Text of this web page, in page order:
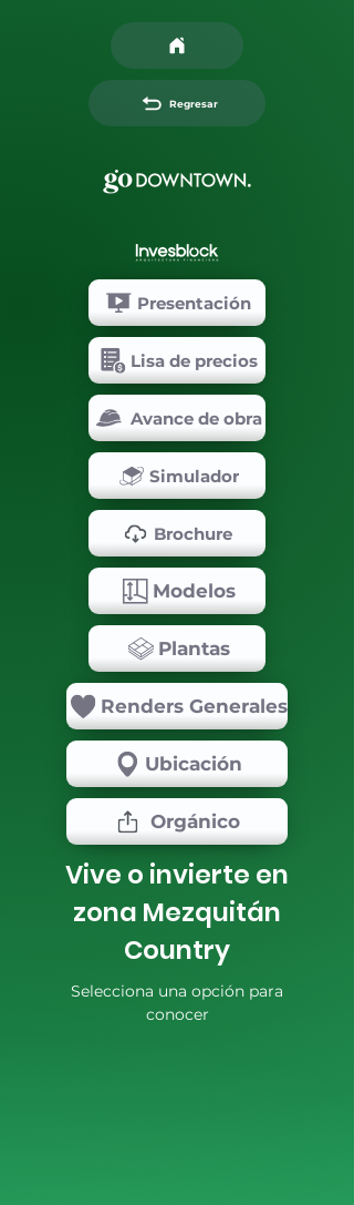
Regresar
Presentación
Lisa de precios
Avance de obra
Simulador
Brochure
Modelos
Plantas
Renders Generales
Ubicación
Orgánico
Vive o invierte en
zona Mezquitán
Country
Selecciona una opción para
conocer